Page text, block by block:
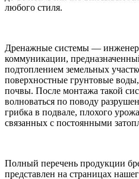
любого стиля.
Дренажные системы —
коммуникации,
подтоплением земельных
поверхностные грунтовые
почвы. После монтажа такой
волноваться по поводу
грибка в подвале, плохого
связанных с постоянными
Полный перечень продукции
представлен на страницах